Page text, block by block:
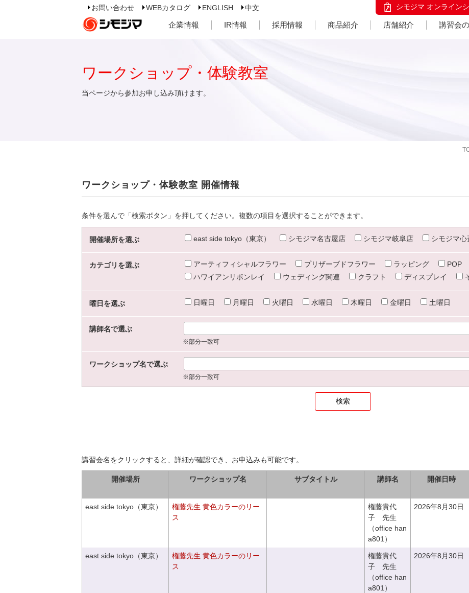
お問い合わせ WEBカタログ ENGLISH 中文 シモジマ オンライン
企業情報 IR情報 採用情報 商品紹介 店舗紹介 講習会
ワークショップ・体験教室
当ページから参加お申し込み頂けます。
ワークショップ・体験教室 開催情報
条件を選んで「検索ボタン」を押してください。複数の項目を選択することができます。
開催場所を選ぶ east side tokyo（東京） シモジマ名古屋店 シモジマ岐阜店 シモジマ心
カテゴリを選ぶ アーティフィシャルフラワー プリザーブドフラワー ラッピング POP
ハワイアンリボンレイ
ウェディング関連 クラフト ディスプレイ
曜日を選ぶ 日曜日 月曜日 火曜日 水曜日 木曜日 金曜日 土曜日
講師名で選ぶ
※部分一致可
ワークショップ名で選ぶ
※部分一致可
講習会名をクリックすると、詳細が確認でき、お申込みも可能です。
開催場所 ワークショップ名 サブタイトル 講師名 開催日時
east side tokyo（東京）
権藤先生 黄色カラーのリー
ス
権藤貴代
子 先生
（office han
a801）
2026年8月30日
east side tokyo（東京）
権藤先生 黄色カラーのリー
ス
権藤貴代
子 先生
（office han
a801）
2026年8月30日